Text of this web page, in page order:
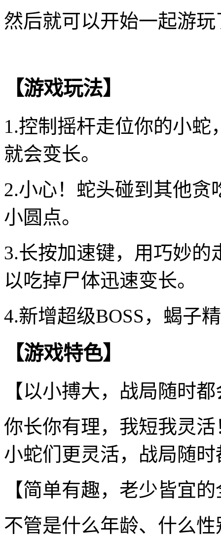
然后就可以开始一起游玩
【游戏玩法】
1.控制摇杆走位你的小
就会变长。
2.小心！蛇头碰到其他
小圆点。
3.长按加速键，用巧妙
以吃掉尸体迅速变长。
4.新增超级BOSS，蝎子
【游戏特色】
【以小搏大，战局随时
你长你有理，我短我灵
小蛇们更灵活，战局随
【简单有趣，老少皆宜
不管是什么年龄、什么